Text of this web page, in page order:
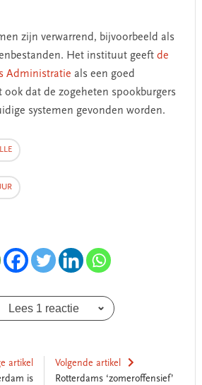
zijn verwarrend, bijvoorbeeld als
Het instituut geeft de
Administratie als een goed
dat de zogeheten spookburgers
systemen gevonden worden.
Lees 1 reactie
artikel
is
Volgende artikel
Rotterdams ‘zomeroffensief’